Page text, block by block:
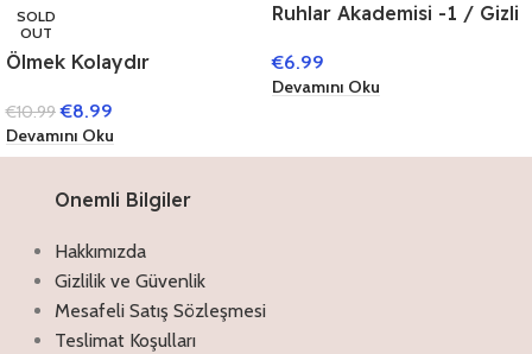
SOLD
OUT
Ölmek Kolaydır
€10.99 €8.99
Devamını Oku
Ruhlar Akademisi -1 / Gizli
€6.99
Devamını Oku
Onemli Bilgiler
Hakkımızda
Gizlilik ve Güvenlik
Mesafeli Satış Sözleşmesi
Teslimat Koşulları